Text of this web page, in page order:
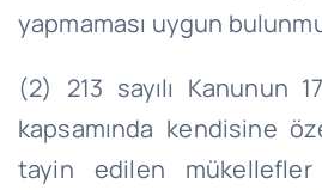
yapmaması uygun
(2) 213 sayılı Kanunun
kapsamında kendisine
tayin edilen mükellefler